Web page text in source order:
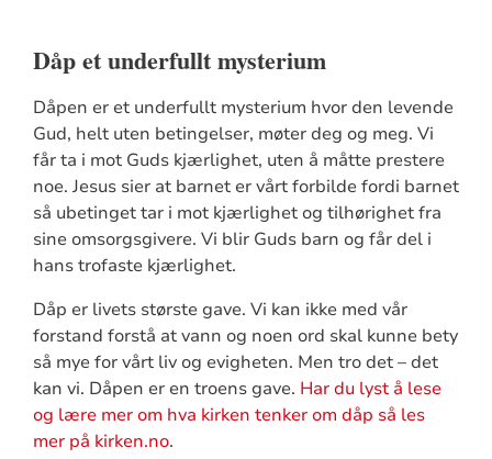
Dåp et underfullt mysterium
Dåpen er et underfullt mysterium hvor den levende
Gud, helt uten betingelser, møter deg og meg. Vi
får ta i mot Guds kjærlighet, uten å måtte prestere
noe. Jesus sier at barnet er vårt forbilde fordi barnet
så ubetinget tar i mot kjærlighet og tilhørighet fra
sine omsorgsgivere. Vi blir Guds barn og får del i
hans trofaste kjærlighet.
Dåp er livets største gave. Vi kan ikke med vår
forstand forstå at vann og noen ord skal kunne bety
så mye for vårt liv og evigheten. Men tro det – det
kan vi. Dåpen er en troens gave. Har du lyst å lese
og lære mer om hva kirken tenker om dåp så les
mer på kirken.no.